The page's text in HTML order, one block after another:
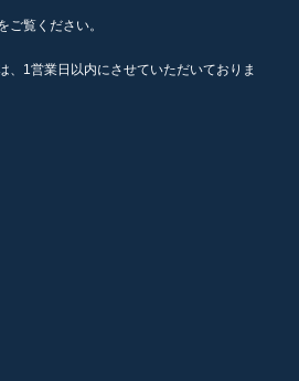
ご覧ください。
、1営業日以内にさせていただいておりま